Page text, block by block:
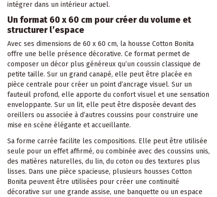
intégrer dans un intérieur actuel.
Un format 60 x 60 cm pour créer du volume et
structurer l’espace
Avec ses dimensions de 60 x 60 cm, la housse Cotton Bonita
offre une belle présence décorative. Ce format permet de
composer un décor plus généreux qu’un coussin classique de
petite taille. Sur un grand canapé, elle peut être placée en
pièce centrale pour créer un point d’ancrage visuel. Sur un
fauteuil profond, elle apporte du confort visuel et une sensation
enveloppante. Sur un lit, elle peut être disposée devant des
oreillers ou associée à d’autres coussins pour construire une
mise en scène élégante et accueillante.
Sa forme carrée facilite les compositions. Elle peut être utilisée
seule pour un effet affirmé, ou combinée avec des coussins unis,
des matières naturelles, du lin, du coton ou des textures plus
lisses. Dans une pièce spacieuse, plusieurs housses Cotton
Bonita peuvent être utilisées pour créer une continuité
décorative sur une grande assise, une banquette ou un espace